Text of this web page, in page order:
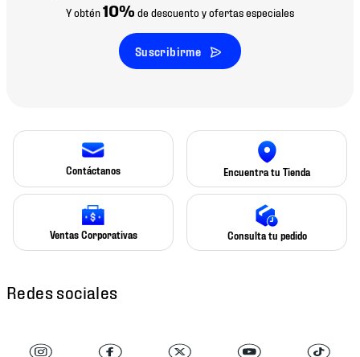
Y obtén10% de descuento y ofertas especiales
Suscribirme
Contáctanos Encuentra tu Tienda
Ventas Corporativas Consulta tu pedido
Redes sociales